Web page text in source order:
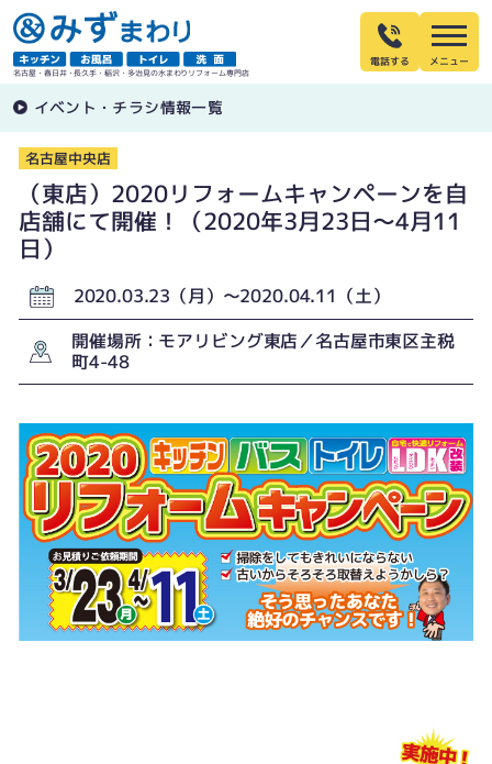
名古屋・春日井・長久手・稲沢・多治見の水まわりリフォーム専門店
電話する
イベント・チラシ情報一覧
名古屋中央店
（東店）2020リフォームキャンペーンを自
店舗にて開催！（2020年3月23日〜4月11
日）
2020.03.23（月）〜2020.04.11（土）
開催場所：モアリビング東店／名古屋市東区主税
町4-48